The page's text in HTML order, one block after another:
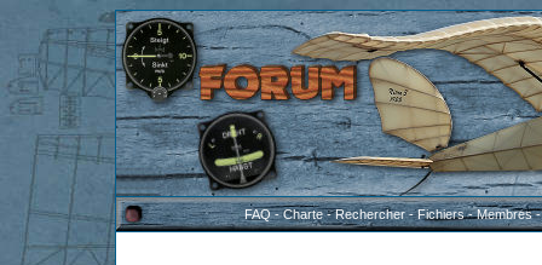
FAQ-Charte-Rechercher-Fichiers-Membres